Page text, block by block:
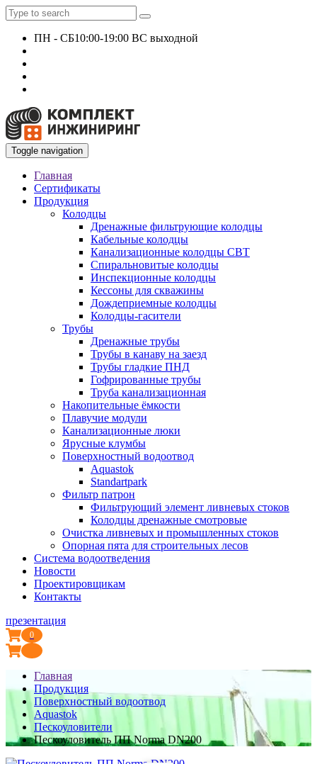
ПН - СБ10:00-19:00 ВС выходной
Toggle navigation
Главная
Сертификаты
Продукция
Колодцы
Дренажные фильтрующие колодцы
Кабельные колодцы
Канализационные колодцы СВТ
Спиральновитые колодцы
Инспекционные колодцы
Кессоны для скважины
Дождеприемные колодцы
Колодцы-гасители
Трубы
Дренажные трубы
Трубы в канаву на заезд
Трубы гладкие ПНД
Гофрированные трубы
Труба канализационная
Накопительные ёмкости
Плавучие модули
Канализационные люки
Ярусные клумбы
Поверхностный водоотвод
Aquastok
Standartpark
Фильтр патрон
Фильтрующий элемент ливневых стоков
Колодцы дренажные смотровые
Очистка ливневых и промышленных стоков
Опорная пята для строительных лесов
Система водоотведения
Новости
Проектировщикам
Контакты
презентация
0
Главная
Продукция
Поверхностный водоотвод
Aquastok
Пескоуловители
Пескоуловитель ПП Norma DN200